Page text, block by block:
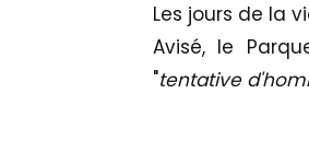
Les jours de la
Avisé, le
"tentative